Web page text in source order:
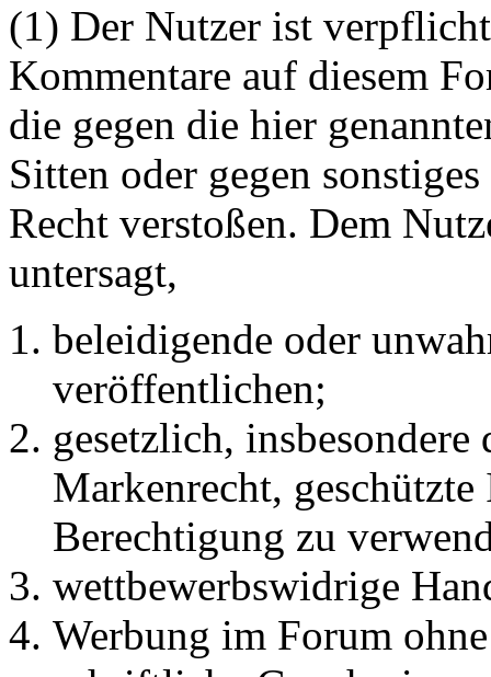
(1) Der Nutzer ist
Kommentare auf diesem
die gegen die hier
Sitten oder gegen
Recht verstoßen. Dem
untersagt,
beleidigende oder
veröffentlichen;
gesetzlich,
Markenrecht, geschützte
Berechtigung zu
wettbewerbswidrige
Werbung im Forum